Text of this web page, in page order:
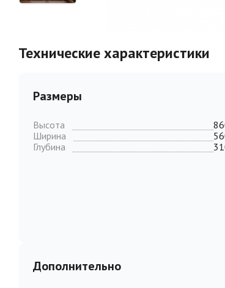
Технические характеристики
Размеры
Высота
Ширина
Глубина
Дополнительно